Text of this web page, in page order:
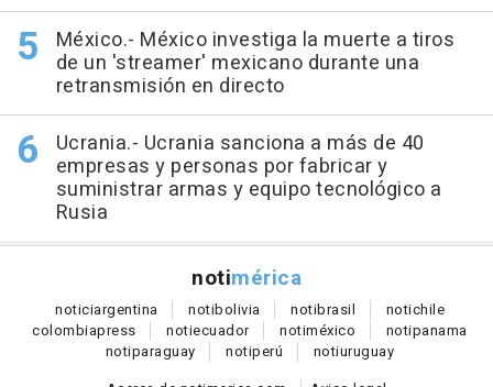
México.- México investiga la muerte a tiros
de un 'streamer' mexicano durante una
retransmisión en directo
Ucrania.- Ucrania sanciona a más de 40
empresas y personas por fabricar y
suministrar armas y equipo tecnológico a
Rusia
notimérica
noticiargentina notibolivia notibrasil notichile
colombiapress notiecuador notiméxico notipanama
notiparaguay notiperú notiuruguay